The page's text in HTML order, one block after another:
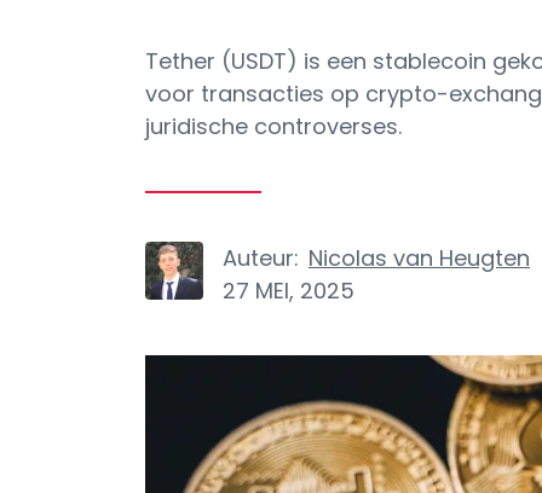
Tether (USDT) is een stablecoin
voor transacties op crypto-
juridische controverses.
Auteur: Nicolas van Heugten
27 MEI, 2025